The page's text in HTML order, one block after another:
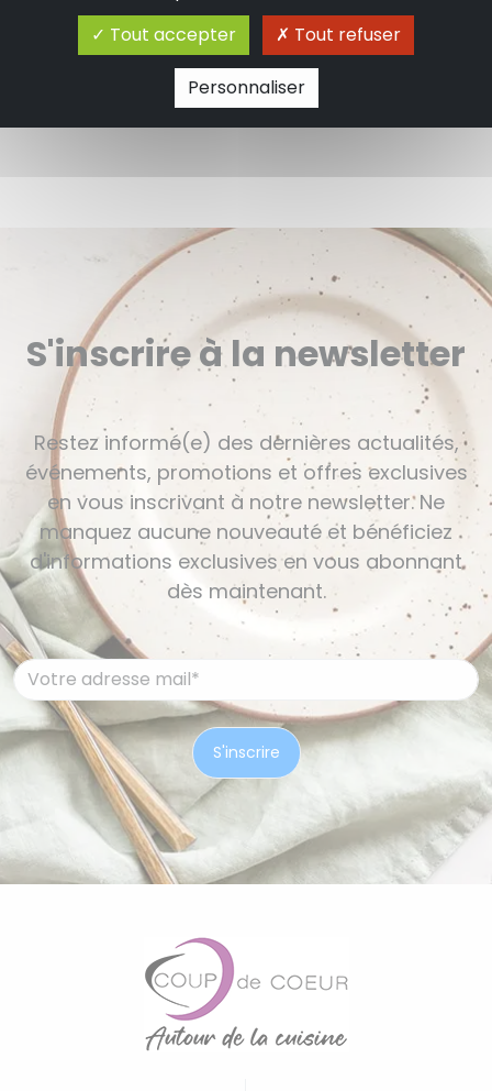
S'inscrire à la newsletter
Restez informé(e) des dernières actualités,
événements, promotions et offres exclusives
en vous inscrivant à notre newsletter. Ne
manquez aucune nouveauté et bénéficiez
d'informations exclusives en vous abonnant
dès maintenant.
Tout accepter
Tout refuser
Personnaliser